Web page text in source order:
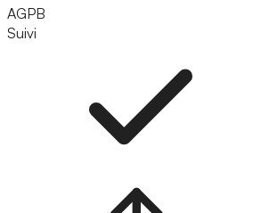
AGPB
Suivi